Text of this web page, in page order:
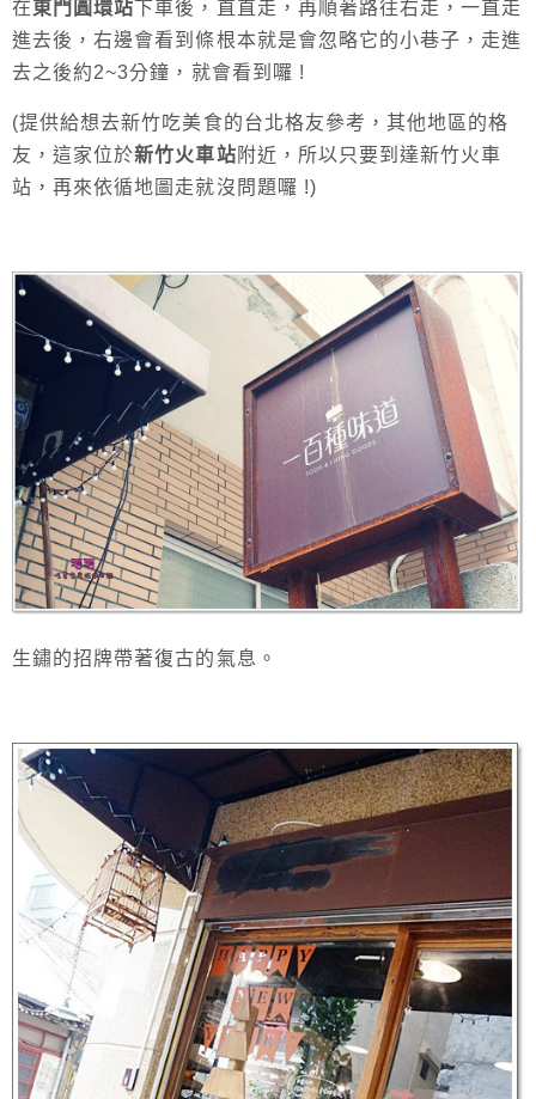
在東門圓環站下車後，直直走，再順著路往右走，一直走
進去後，右邊會看到條根本就是會忽略它的小巷子，走進
去之後約2~3分鐘，就會看到囉 !
(提供給想去新竹吃美食的台北格友參考，其他地區的格
友，這家位於新竹火車站 附近，所以只要到達新竹火車
站，再來依循地圖走就沒問題囉 !)
生鏽的招牌帶著復古的氣息。